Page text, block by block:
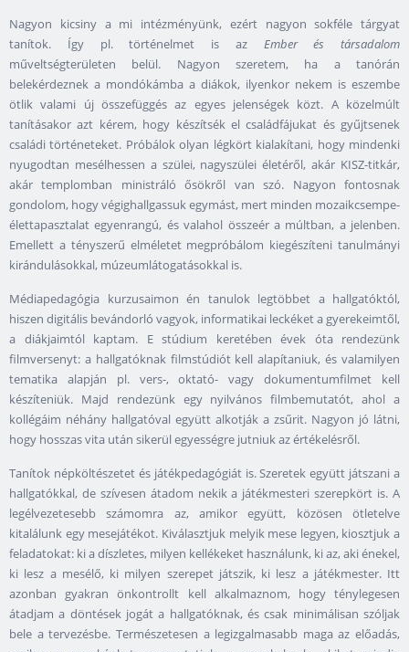
Nagyon kicsiny a mi intézményünk, ezért nagyon sokféle tárgyat
tanítok. Így pl. történelmet is az Ember és társadalom
műveltségterületen belül. Nagyon szeretem, ha a tanórán
belekérdeznek a mondókámba a diákok, ilyenkor nekem is eszembe
ötlik valami új összefüggés az egyes jelenségek közt. A közelmúlt
tanításakor azt kérem, hogy készítsék el családfájukat és gyűjtsenek
családi történeteket. Próbálok olyan légkört kialakítani, hogy mindenki
nyugodtan mesélhessen a szülei, nagyszülei életéről, akár KISZ-titkár,
akár templomban ministráló ősökről van szó. Nagyon fontosnak
gondolom, hogy végighallgassuk egymást, mert minden mozaikcsempe-
élettapasztalat egyenrangú, és valahol összeér a múltban, a jelenben.
Emellett a tényszerű elméletet megpróbálom kiegészíteni tanulmányi
kirándulásokkal, múzeumlátogatásokkal is.
Médiapedagógia kurzusaimon én tanulok legtöbbet a hallgatóktól,
hiszen digitális bevándorló vagyok, informatikai leckéket a gyerekeimtől,
a diákjaimtól kaptam. E stúdium keretében évek óta rendezünk
filmversenyt: a hallgatóknak filmstúdiót kell alapítaniuk, és valamilyen
tematika alapján pl. vers-, oktató- vagy dokumentumfilmet kell
készíteniük. Majd rendezünk egy nyilvános filmbemutatót, ahol a
kollégáim néhány hallgatóval együtt alkotják a zsűrit. Nagyon jó látni,
hogy hosszas vita után sikerül egyességre jutniuk az értékelésről.
Tanítok népköltészetet és játékpedagógiát is. Szeretek együtt játszani a
hallgatókkal, de szívesen átadom nekik a játékmesteri szerepkört is. A
legélvezetesebb számomra az, amikor együtt, közösen ötletelve
kitalálunk egy mesejátékot. Kiválasztjuk melyik mese legyen, kiosztjuk a
feladatokat: ki a díszletes, milyen kellékeket használunk, ki az, aki énekel,
ki lesz a mesélő, ki milyen szerepet játszik, ki lesz a játékmester. Itt
azonban gyakran önkontrollt kell alkalmaznom, hogy ténylegesen
átadjam a döntések jogát a hallgatóknak, és csak minimálisan szóljak
bele a tervezésbe. Természetesen a legizgalmasabb maga az előadás,